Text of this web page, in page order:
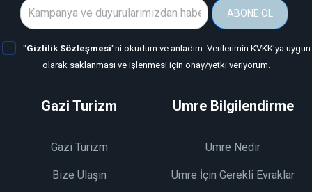
ABONE OL
"Gizlilik Sözleşmesi"ni okudum ve anladım. Verilerimin KVKK'ya uygun
olarak saklanması ve işlenmesi için onay/yetki veriyorum.
Gazi Turizm
Gazi Turizm
Bize Ulaşın
Umre Bilgilendirme
Umre Nedir
Umre İçin Gerekli Evraklar